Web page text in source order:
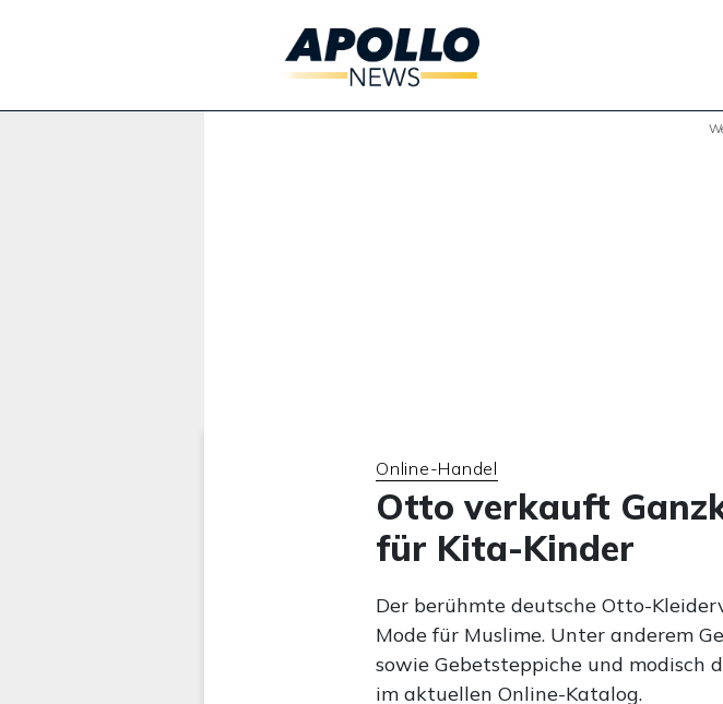
Online-Handel
Otto verkauft
für Kita-Kinder
Der berühmte deutsche Otto-
Mode für Muslime. Unter anderem
sowie Gebetsteppiche und modisch
im aktuellen Online-Katalog.